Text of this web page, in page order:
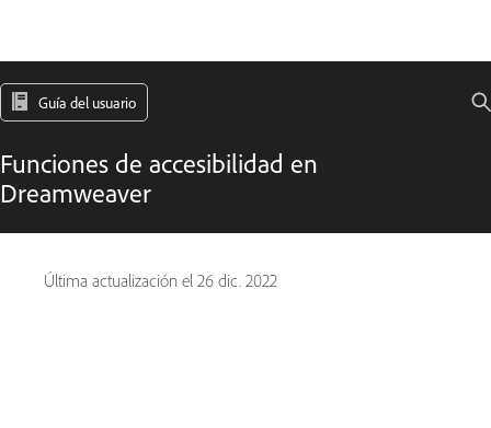
Guía del usuario
Funciones de accesibilidad en
Dreamweaver
Última actualización el 26 dic. 2022